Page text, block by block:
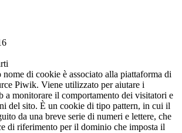
nome di cookie è associato alla piattaforma di
Piwik. Viene utilizzato per aiutare i
a monitorare il comportamento dei visitatori e
del sito. È un cookie di tipo pattern, in cui il
da una breve serie di numeri e lettere, che
di riferimento per il dominio che imposta il